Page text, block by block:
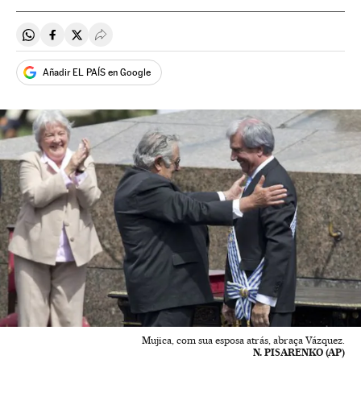
Compartir en Whatsapp
Compartir en Facebook
Compartir en Twitter
Desplegar Redes Sociales
Añadir EL PAÍS en Google
Mujica, com sua esposa atrás, abraça Vázquez.
N. PISARENKO (AP)